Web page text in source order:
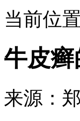
当前位置
牛皮
来源：